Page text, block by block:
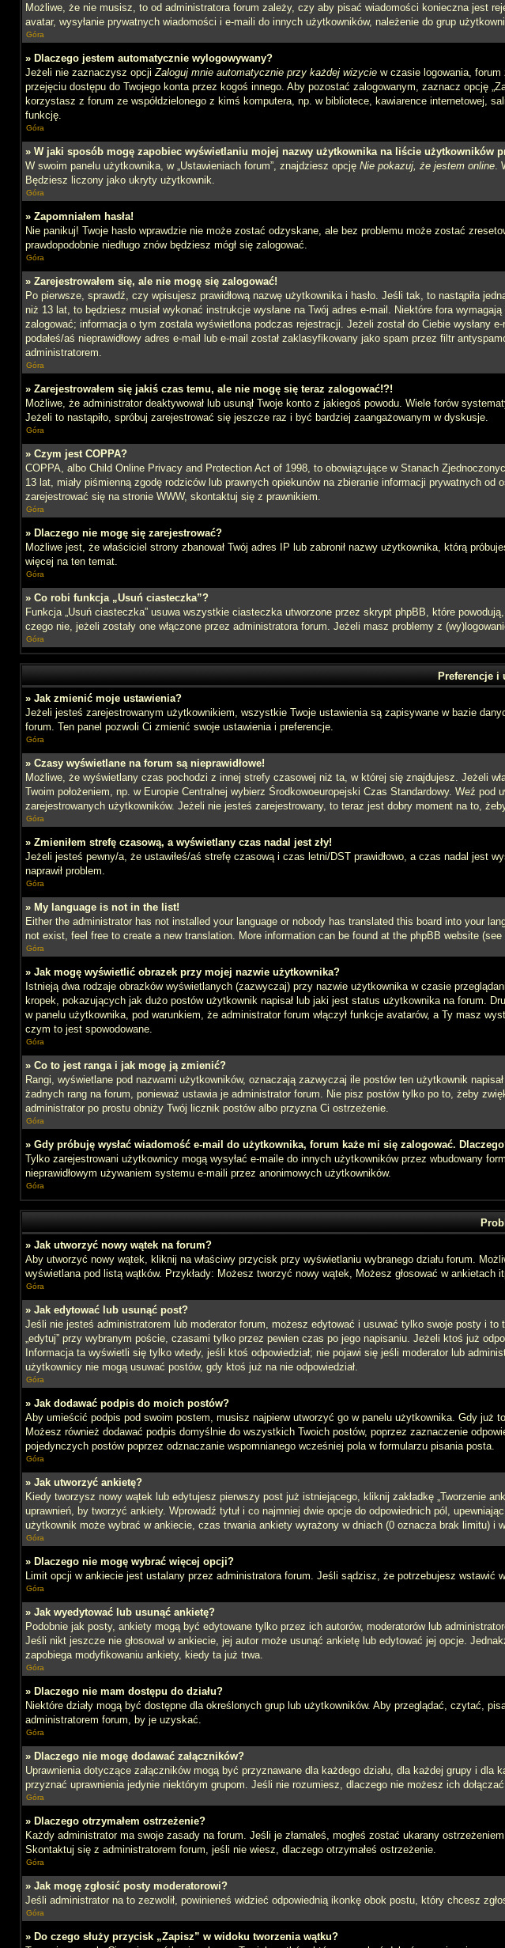
Możliwe, że nie musisz, to od administratora forum zależy, czy aby pisać wiadomości konieczna jest
avatar, wysyłanie prywatnych wiadomości i e-maili do innych użytkowników, należenie do grup
Góra
» Dlaczego jestem automatycznie wylogowywany?
Jeżeli nie zaznaczysz opcjiZaloguj mnie automatycznie przy każdej wizycie w czasie logowania,
przejęciu dostępu do Twojego konta przez kogoś innego. Aby pozostać zalogowanym, zaznacz opcję
korzystasz z forum ze współdzielonego z kimś komputera, np. w bibliotece, kawiarence internetowej,
funkcję.
Góra
» W jaki sposób mogę zapobiec wyświetlaniu mojej nazwy użytkownika na liście użytkowników
W swoim panelu użytkownika, w „Ustawieniach forum”, znajdziesz opcję Nie pokazuj, że jestem online.
Będziesz liczony jako ukryty użytkownik.
Góra
» Zapomniałem hasła!
Nie panikuj! Twoje hasło wprawdzie nie może zostać odzyskane, ale bez problemu może zostać
prawdopodobnie niedługo znów będziesz mógł się zalogować.
Góra
» Zarejestrowałem się, ale nie mogę się zalogować!
Po pierwsze, sprawdź, czy wpisujesz prawidłową nazwę użytkownika i hasło. Jeśli tak, to nastąpiła
niż 13 lat, to będziesz musiał wykonać instrukcje wysłane na Twój adres e-mail. Niektóre fora
zalogować; informacja o tym została wyświetlona podczas rejestracji. Jeżeli został do Ciebie
podałeś/aś nieprawidłowy adres e-mail lub e-mail został zaklasyfikowany jako spam przez filtr
administratorem.
Góra
» Zarejestrowałem się jakiś czas temu, ale nie mogę się teraz zalogować!?!
Możliwe, że administrator deaktywował lub usunął Twoje konto z jakiegoś powodu. Wiele forów
Jeżeli to nastąpiło, spróbuj zarejestrować się jeszcze raz i być bardziej zaangażowanym w dyskusje.
Góra
» Czym jest COPPA?
COPPA, albo Child Online Privacy and Protection Act of 1998, to obowiązujące w Stanach
13 lat, miały piśmienną zgodę rodziców lub prawnych opiekunów na zbieranie informacji prywatnych
zarejestrować się na stronie WWW, skontaktuj się z prawnikiem.
Góra
» Dlaczego nie mogę się zarejestrować?
Możliwe jest, że właściciel strony zbanował Twój adres IP lub zabronił nazwy użytkownika, którą
więcej na ten temat.
Góra
» Co robi funkcja „Usuń ciasteczka”?
Funkcja „Usuń ciasteczka” usuwa wszystkie ciasteczka utworzone przez skrypt phpBB, które
czego nie, jeżeli zostały one włączone przez administratora forum. Jeżeli masz problemy z
Góra
Preferencje i
» Jak zmienić moje ustawienia?
Jeżeli jesteś zarejestrowanym użytkownikiem, wszystkie Twoje ustawienia są zapisywane w bazie
forum. Ten panel pozwoli Ci zmienić swoje ustawienia i preferencje.
Góra
» Czasy wyświetlane na forum są nieprawidłowe!
Możliwe, że wyświetlany czas pochodzi z innej strefy czasowej niż ta, w której się znajdujesz. Jeżeli
Twoim położeniem, np. w Europie Centralnej wybierz Środkowoeuropejski Czas Standardowy. Weź
zarejestrowanych użytkowników. Jeżeli nie jesteś zarejestrowany, to teraz jest dobry moment na to,
Góra
» Zmieniłem strefę czasową, a wyświetlany czas nadal jest zły!
Jeżeli jesteś pewny/a, że ustawiłeś/aś strefę czasową i czas letni/DST prawidłowo, a czas nadal jest
naprawił problem.
Góra
» My language is not in the list!
Either the administrator has not installed your language or nobody has translated this board into your
not exist, feel free to create a new translation. More information can be found at the phpBB website
Góra
» Jak mogę wyświetlić obrazek przy mojej nazwie użytkownika?
Istnieją dwa rodzaje obrazków wyświetlanych (zazwyczaj) przy nazwie użytkownika w czasie
kropek, pokazujących jak dużo postów użytkownik napisał lub jaki jest status użytkownika na forum.
w panelu użytkownika, pod warunkiem, że administrator forum włączył funkcje avatarów, a Ty masz
czym to jest spowodowane.
Góra
» Co to jest ranga i jak mogę ją zmienić?
Rangi, wyświetlane pod nazwami użytkowników, oznaczają zazwyczaj ile postów ten użytkownik
żadnych rang na forum, ponieważ ustawia je administrator forum. Nie pisz postów tylko po to, żeby
administrator po prostu obniży Twój licznik postów albo przyzna Ci ostrzeżenie.
Góra
» Gdy próbuję wysłać wiadomość e-mail do użytkownika, forum każe mi się zalogować.
Tylko zarejestrowani użytkownicy mogą wysyłać e-maile do innych użytkowników przez wbudowany
nieprawidłowym używaniem systemu e-maili przez anonimowych użytkowników.
Góra
» Jak utworzyć nowy wątek na forum?
Aby utworzyć nowy wątek, kliknij na właściwy przycisk przy wyświetlaniu wybranego działu forum.
wyświetlana pod listą wątków. Przykłady: Możesz tworzyć nowy wątek, Możesz głosować w ankietach
Góra
» Jak edytować lub usunąć post?
Jeśli nie jesteś administratorem lub moderator forum, możesz edytować i usuwać tylko swoje posty i
„edytuj” przy wybranym poście, czasami tylko przez pewien czas po jego napisaniu. Jeżeli ktoś już
Informacja ta wyświetli się tylko wtedy, jeśli ktoś odpowiedział; nie pojawi się jeśli moderator lub
użytkownicy nie mogą usuwać postów, gdy ktoś już na nie odpowiedział.
Góra
» Jak dodawać podpis do moich postów?
Aby umieścić podpis pod swoim postem, musisz najpierw utworzyć go w panelu użytkownika. Gdy już
Możesz również dodawać podpis domyślnie do wszystkich Twoich postów, poprzez zaznaczenie
pojedynczych postów poprzez odznaczanie wspomnianego wcześniej pola w formularzu pisania posta.
Góra
» Jak utworzyć ankietę?
Kiedy tworzysz nowy wątek lub edytujesz pierwszy post już istniejącego, kliknij zakładkę „Tworzenie
uprawnień, by tworzyć ankiety. Wprowadź tytuł i co najmniej dwie opcje do odpowiednich pól,
użytkownik może wybrać w ankiecie, czas trwania ankiety wyrażony w dniach (0 oznacza brak limitu) i
Góra
» Dlaczego nie mogę wybrać więcej opcji?
Limit opcji w ankiecie jest ustalany przez administratora forum. Jeśli sądzisz, że potrzebujesz
Góra
» Jak wyedytować lub usunąć ankietę?
Podobnie jak posty, ankiety mogą być edytowane tylko przez ich autorów, moderatorów lub
Jeśli nikt jeszcze nie głosował w ankiecie, jej autor może usunąć ankietę lub edytować jej opcje.
zapobiega modyfikowaniu ankiety, kiedy ta już trwa.
Góra
» Dlaczego nie mam dostępu do działu?
Niektóre działy mogą być dostępne dla określonych grup lub użytkowników. Aby przeglądać, czytać,
administratorem forum, by je uzyskać.
Góra
» Dlaczego nie mogę dodawać załączników?
Uprawnienia dotyczące załączników mogą być przyznawane dla każdego działu, dla każdej grupy i
przyznać uprawnienia jedynie niektórym grupom. Jeśli nie rozumiesz, dlaczego nie możesz ich
Góra
» Dlaczego otrzymałem ostrzeżenie?
Każdy administrator ma swoje zasady na forum. Jeśli je złamałeś, mogłeś zostać ukarany
Skontaktuj się z administratorem forum, jeśli nie wiesz, dlaczego otrzymałeś ostrzeżenie.
Góra
» Jak mogę zgłosić posty moderatorowi?
Jeśli administrator na to zezwolił, powinieneś widzieć odpowiednią ikonkę obok postu, który chcesz
Góra
» Do czego służy przycisk „Zapisz” w widoku tworzenia wątku?